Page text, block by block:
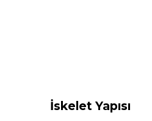
İskelet Yapısı